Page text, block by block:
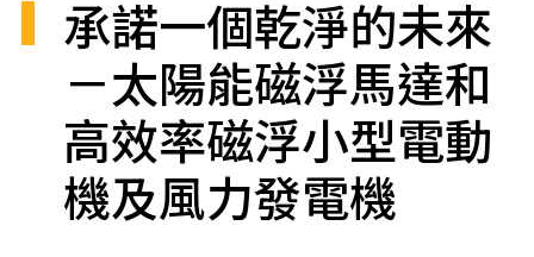
承諾一個乾淨的未來
－太陽能磁浮馬達和
高效率磁浮小型電動
機及風力發電機